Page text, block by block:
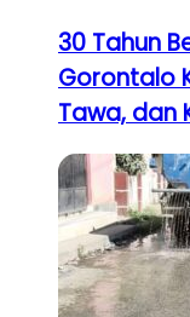
30 Tahun
Gorontalo
Tawa, dan